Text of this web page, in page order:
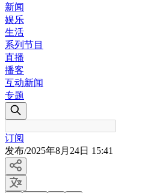
新闻
娱乐
生活
系列节目
直播
播客
互动新闻
专题
订阅
发布/2025年8月24日 15:41